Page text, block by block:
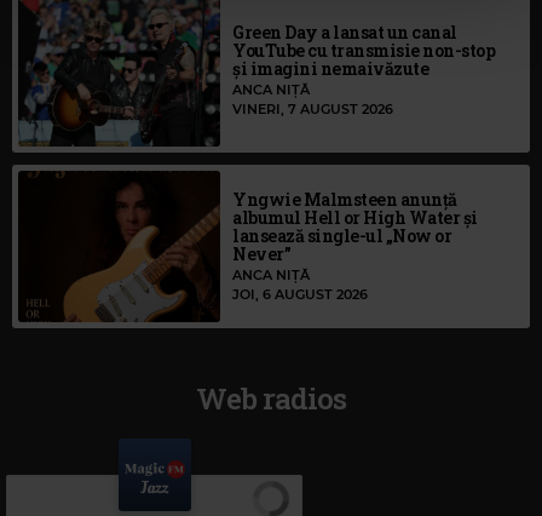
Green Day a lansat un canal
YouTube cu transmisie non-stop
și imagini nemaivăzute
ANCA NIȚĂ
VINERI, 7 AUGUST 2026
Yngwie Malmsteen anunță
albumul Hell or High Water și
lansează single-ul „Now or
Never”
ANCA NIȚĂ
JOI, 6 AUGUST 2026
Web radios